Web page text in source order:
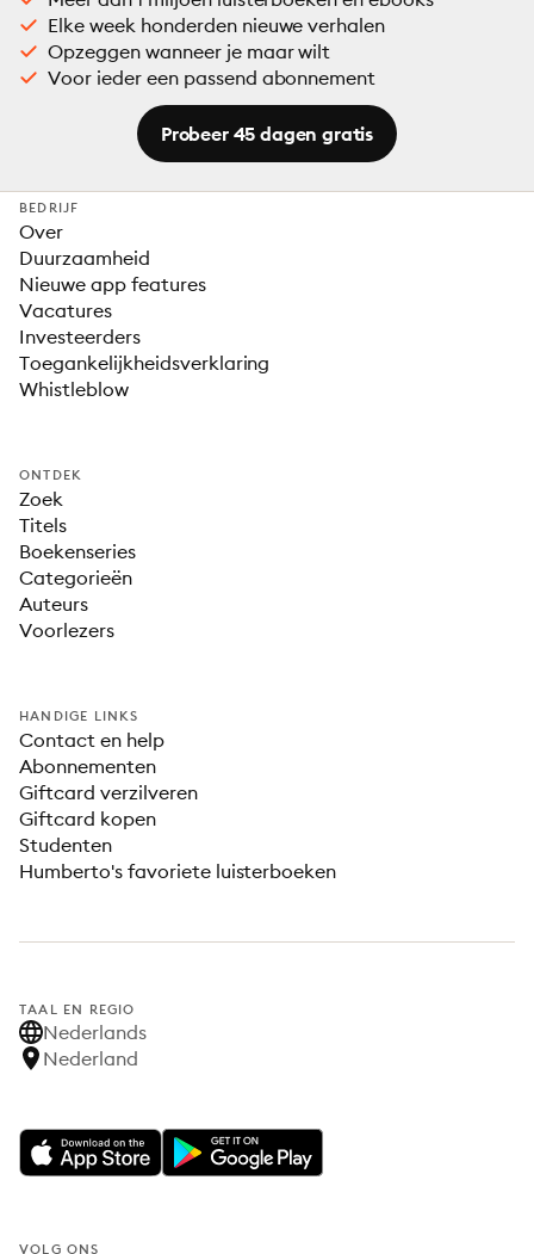
Elke week honderden nieuwe verhalen
Opzeggen wanneer je maar wilt
Voor ieder een passend abonnement
Probeer 45 dagen gratis
BEDRIJF
Over
Duurzaamheid
Nieuwe app features
Vacatures
Investeerders
Toegankelijkheidsverklaring
Whistleblow
ONTDEK
Zoek
Titels
Boekenseries
Categorieën
Auteurs
Voorlezers
HANDIGE LINKS
Contact en help
Abonnementen
Giftcard verzilveren
Giftcard kopen
Studenten
Humberto's favoriete luisterboeken
TAAL EN REGIO
Nederlands
Nederland
VOLG ONS